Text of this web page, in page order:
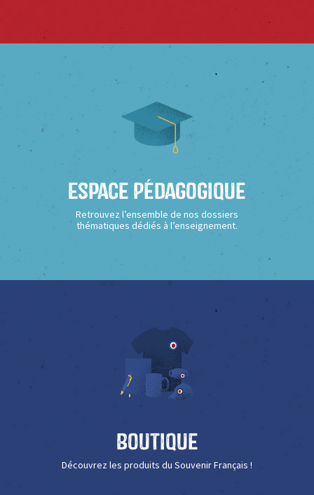
Espace Pédagogique
Retrouvez l’ensemble de nos dossiers
thématiques dédiés à l’enseignement.
Boutique
Découvrez les produits du Souvenir Français !